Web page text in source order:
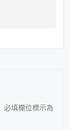
必填欄位標示為